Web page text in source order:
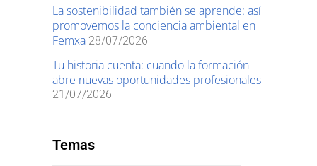
La sostenibilidad también se aprende: así
promovemos la conciencia ambiental en
Femxa 28/07/2026
Tu historia cuenta: cuando la formación
abre nuevas oportunidades profesionales
21/07/2026
Temas